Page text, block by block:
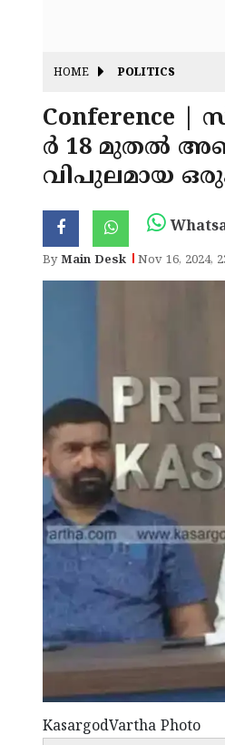
HOME POLITICS
Conference
ർ 18 മുതൽ
വിപുലമായ
ByMain Desk Nov 16, 2024,
KasargodVartha Photo